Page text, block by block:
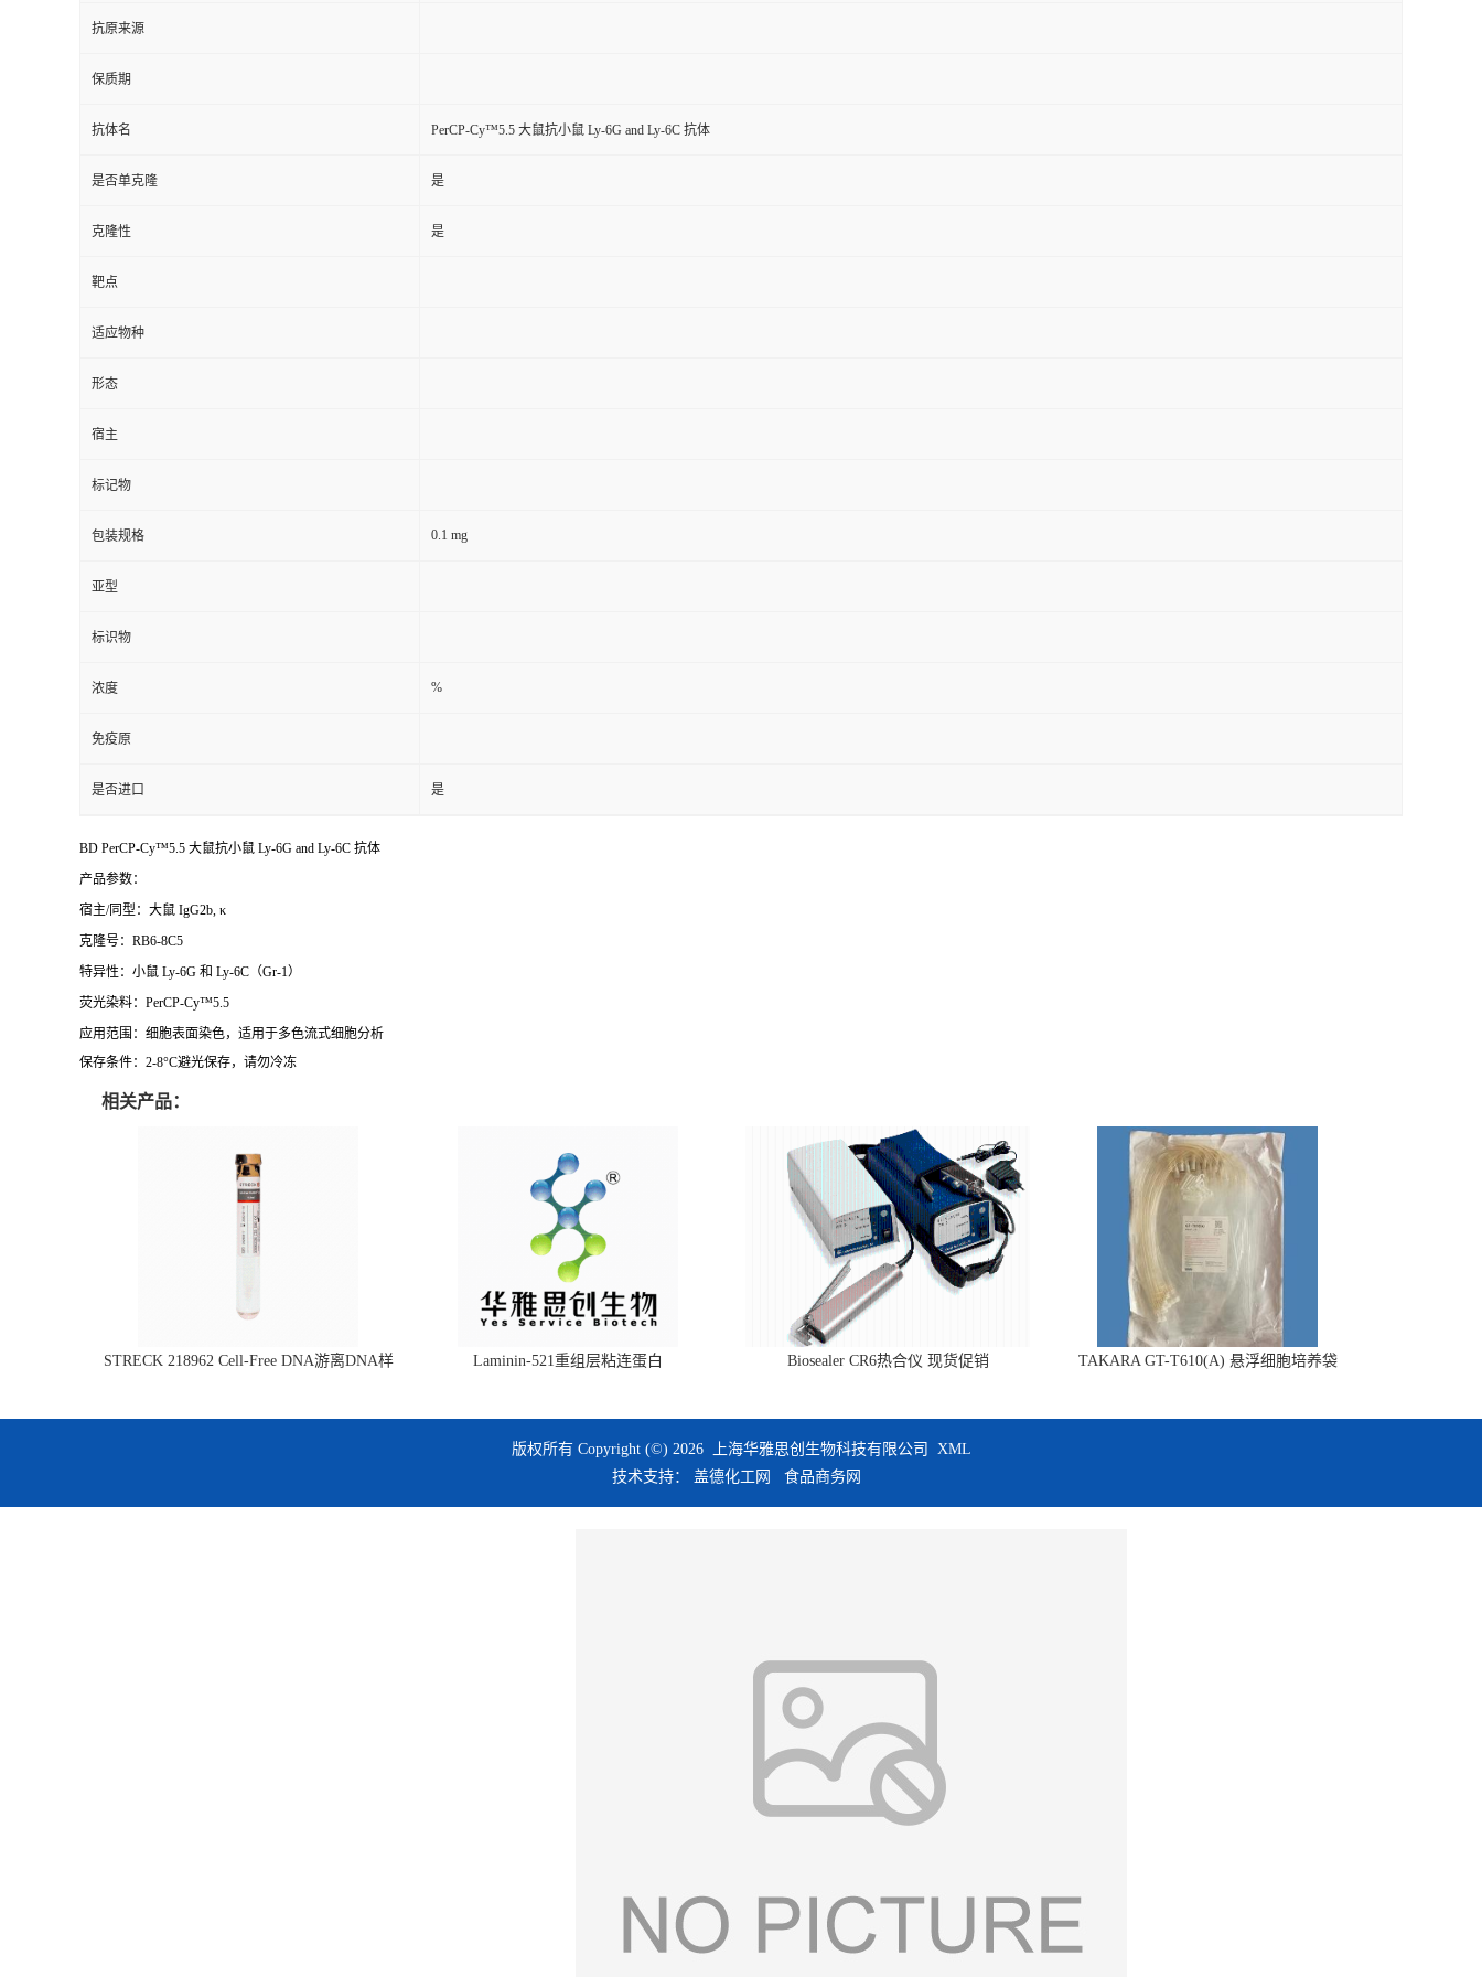
抗原来源
保质期
抗体名 PerCP-Cy™5.5 大鼠抗小鼠 Ly-6G and Ly-6C 抗体
是否单克隆 是
克隆性 是
靶点
适应物种
形态
宿主
标记物
包装规格 0.1 mg
亚型
标识物
浓度 %
免疫原
是否进口 是
BD PerCP-Cy™5.5 大鼠抗小鼠 Ly-6G and Ly-6C 抗体
产品参数：
宿主/同型：大鼠 IgG2b, κ
克隆号： RB6-8C5
特异性：小鼠 Ly-6G 和 Ly-6C （Gr-1）
荧光染料： PerCP-Cy™5.5
应用范围：细胞表面染色，适用于多色流式细胞分析
保存条件： 2-8°C避光保存，请勿冷冻
相关产品：
STRECK 218962 Cell-Free DNA游离DNA样
Laminin-521重组层粘连蛋白 Biosealer CR6热合仪 现货促销 TAKARA GT-T610(A) 悬浮细胞培养袋
版权所有 Copyright (©) 2026 上海华雅思创生物科技有限公司
XML
技术支持： 盖德化工网 食品商务网